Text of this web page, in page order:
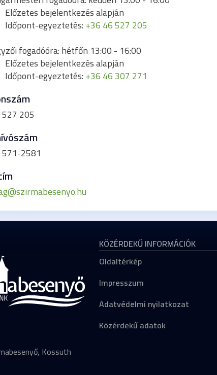
Előzetes bejelentkezés alapján
Időpont-egyeztetés:+36 46 527 205
fogadóóra: hétfőn 13:00 - 16:00
Előzetes bejelentkezés alapján
Időpont-egyeztetés:+36 46 307 271
205
2581
Kossuth
KÖZÉRDEKŰ INFORMÁCIÓK
Oldaltérkép
Impresszum
Adatvédelmi nyilatkozat
Közérdekű adatok